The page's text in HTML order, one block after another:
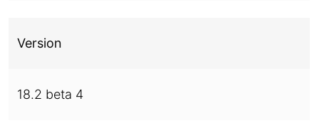
Version
18.2 beta 4